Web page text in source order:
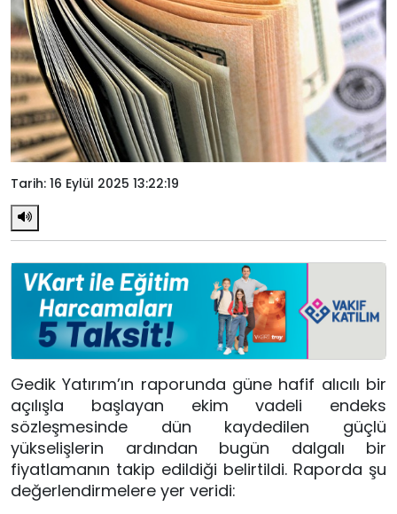
Tarih: 16 Eylül 2025 13:22:19
Gedik Yatırım’ın raporunda güne hafif alıcılı bir
açılışla başlayan ekim vadeli endeks
sözleşmesinde dün kaydedilen güçlü
yükselişlerin ardından bugün dalgalı bir
fiyatlamanın takip edildiği belirtildi. Raporda şu
değerlendirmelere yer veridi: